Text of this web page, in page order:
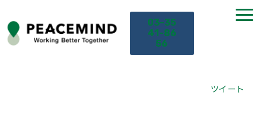
03-35
41-86
56
ツイート